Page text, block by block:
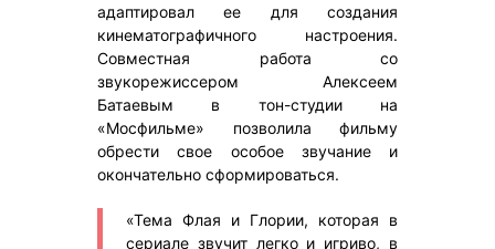
адаптировал ее для создания
кинематографичного настроения.
Совместная работа со
звукорежиссером Алексеем
Батаевым в тон-студии на
«Мосфильме» позволила фильму
обрести свое особое звучание и
окончательно сформироваться.
«Тема Флая и Глории, которая в
сериале звучит легко и игриво, в